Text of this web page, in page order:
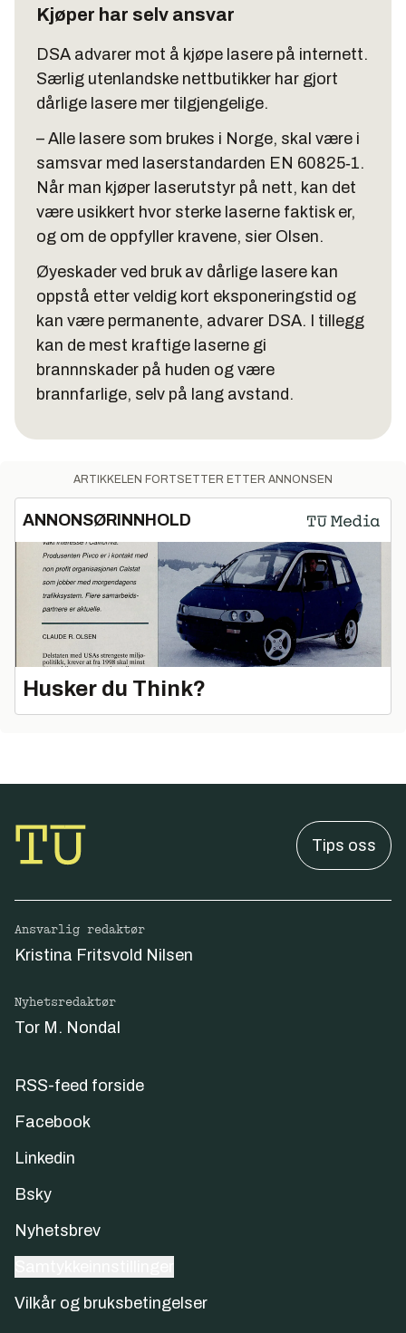
Kjøper har selv ansvar
DSA advarer mot å kjøpe lasere på internett.
Særlig utenlandske nettbutikker har gjort
dårlige lasere mer tilgjengelige.
– Alle lasere som brukes i Norge, skal være i
samsvar med laserstandarden EN 60825‑1.
Når man kjøper laserutstyr på nett, kan det
være usikkert hvor sterke laserne faktisk er,
og om de oppfyller kravene, sier Olsen.
Øyeskader ved bruk av dårlige lasere kan
oppstå etter veldig kort eksponeringstid og
kan være permanente, advarer DSA. I tillegg
kan de mest kraftige laserne gi
brannnskader på huden og være
brannfarlige, selv på lang avstand.
ARTIKKELEN FORTSETTER ETTER ANNONSEN
ANNONSØRINNHOLD
Husker du Think?
Tips oss
Ansvarlig redaktør
Kristina Fritsvold Nilsen
Nyhetsredaktør
Tor M. Nondal
RSS-feed forside
Facebook
Linkedin
Bsky
Nyhetsbrev
Vilkår og bruksbetingelser